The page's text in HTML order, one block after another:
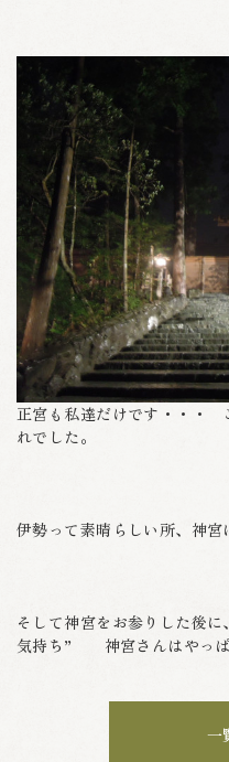
正宮も私達だけです・・・
れでした。
伊勢って素晴らしい所、神宮
そして神宮をお参りした後
気持ち” 神宮さんはやっぱ
一